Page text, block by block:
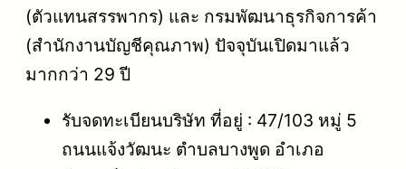
(ตัวแทนสรรพากร) และ กรมพัฒนาธุรกิจการค้า
(สำนักงานบัญชีคุณภาพ) ปัจจุบันเปิดมาแล้ว
มากกว่า 29 ปี
รับจดทะเบียนบริษัท ที่อยู่ : 47/103 หมู่ 5
ถนนแจ้งวัฒนะ ตำบลบางพูด อำเภอ